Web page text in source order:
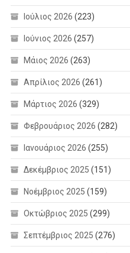
Ιούλιος 2026 (223)
Ιούνιος 2026 (257)
Μάιος 2026 (263)
Απρίλιος 2026 (261)
Μάρτιος 2026 (329)
Φεβρουάριος 2026 (282)
Ιανουάριος 2026 (255)
Δεκέμβριος 2025 (151)
Νοέμβριος 2025 (159)
Οκτώβριος 2025 (299)
Σεπτέμβριος 2025 (276)